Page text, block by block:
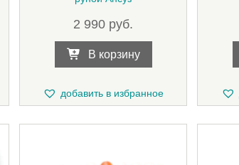
2 990 руб.
В корзину
добавить в избранное